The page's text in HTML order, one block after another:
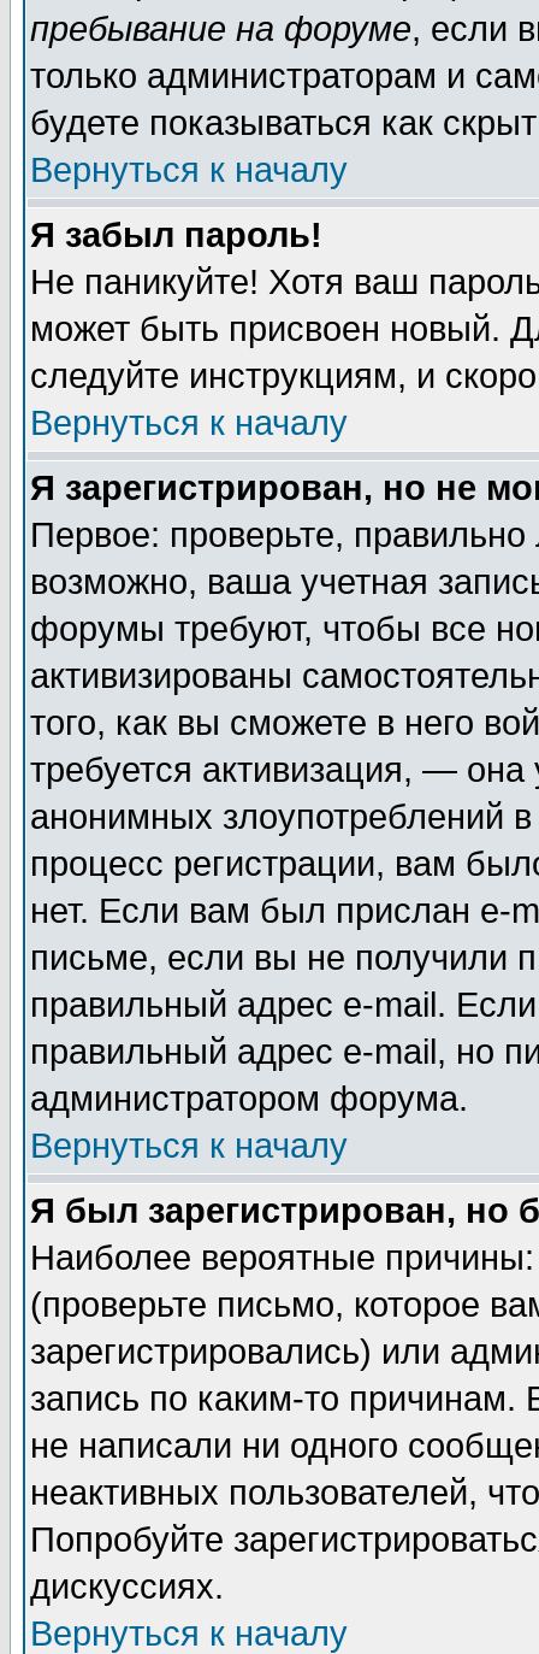
пребывание на форуме, если
только администраторам и
будете показываться как
Вернуться к началу
Я забыл пароль!
Не паникуйте! Хотя ваш
может быть присвоен новый.
следуйте инструкциям, и
Вернуться к началу
Я зарегистрирован, но не
Первое: проверьте,
возможно, ваша учетная
форумы требуют, чтобы все
активизированы
того, как вы сможете в него
требуется активизация, —
анонимных злоупотреблений
процесс регистрации, вам
нет. Если вам был прислан e-
письме, если вы не получили
правильный адрес e-mail.
правильный адрес e-mail, но
администратором форума.
Вернуться к началу
Я был зарегистрирован, но
Наиболее вероятные
(проверьте письмо, которое
зарегистрировались) или
запись по каким-то
не написали ни одного
неактивных пользователей,
Попробуйте
дискуссиях.
Вернуться к началу